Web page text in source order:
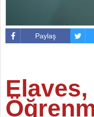
Paylaş
Elaves,